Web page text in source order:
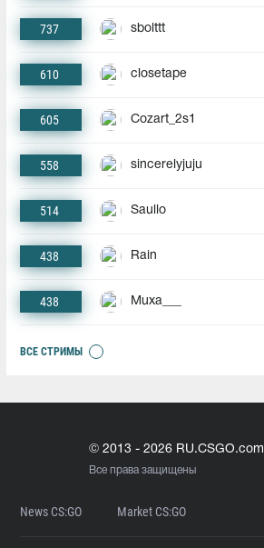
737 sbolttt
610 closetape
605 Cozart_2s1
558 sincerelyjuju
514 Saullo
438 Rain
438 Muxa___
ВСЕ СТРИМЫ
© 2013 - 2026 RU.CSGO.com
Все права защищены
News CS:GO Market CS:GO